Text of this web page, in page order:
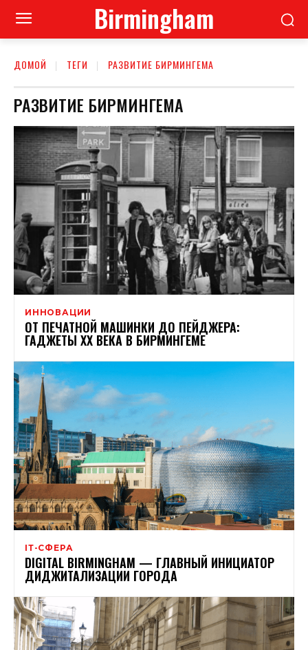
Birmingham
ДОМОЙ ТЕГИ РАЗВИТИЕ БИРМИНГЕМА
РАЗВИТИЕ БИРМИНГЕМА
ИННОВАЦИИ
ОТ ПЕЧАТНОЙ МАШИНКИ ДО ПЕЙДЖЕРА:
ГАДЖЕТЫ XX ВЕКА В БИРМИНГЕМЕ
ІТ-СФЕРА
DIGITAL BIRMINGHAM — ГЛАВНЫЙ ИНИЦИАТОР
ДИДЖИТАЛИЗАЦИИ ГОРОДА